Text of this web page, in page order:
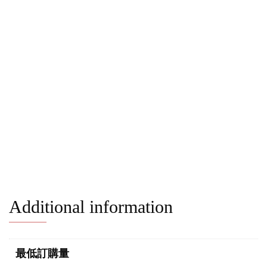
Additional information
最低訂購量